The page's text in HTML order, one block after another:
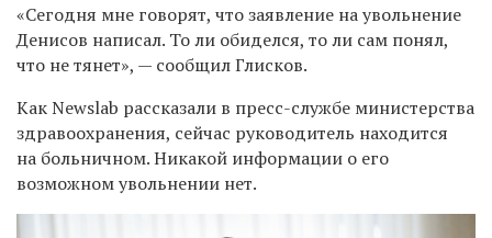
«Сегодня мне говорят, что заявление на увольнение
Денисов написал. То ли обиделся, то ли сам понял,
что не тянет», — сообщил Глисков.
Как Newslab рассказали в пресс-службе министерства
здравоохранения, сейчас руководитель находится
на больничном. Никакой информации о его
возможном увольнении нет.